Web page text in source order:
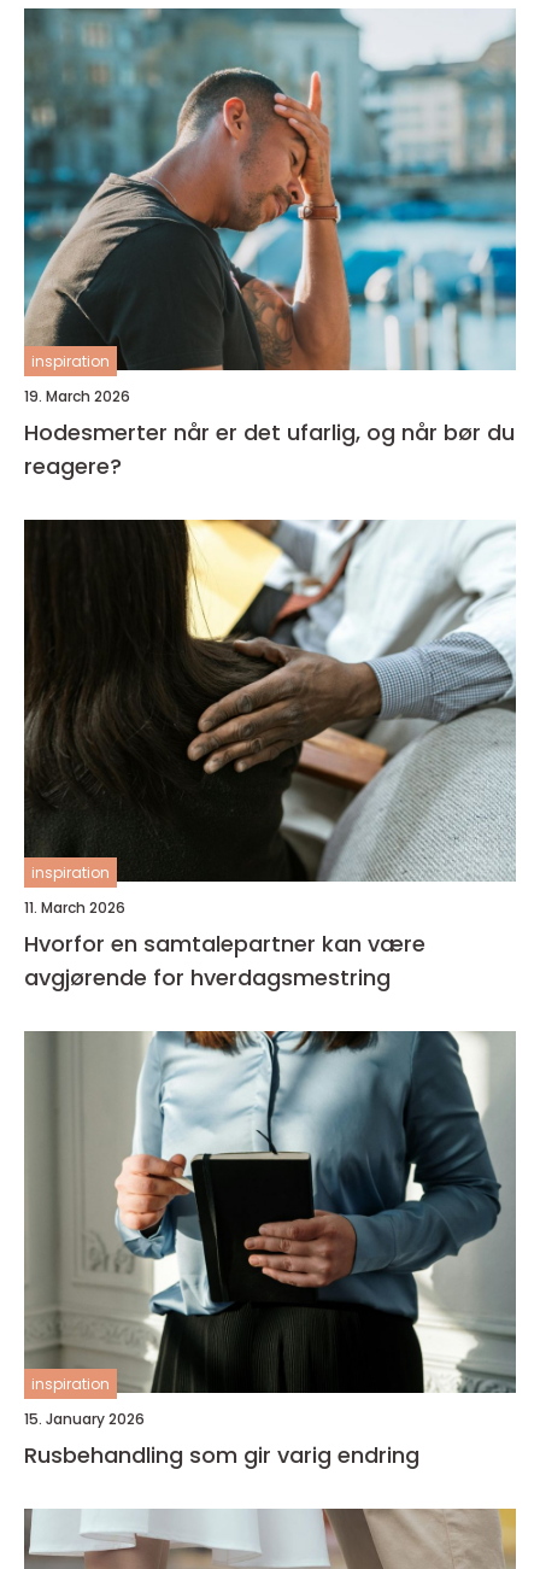
inspiration
19. March 2026
Hodesmerter når er det ufarlig, og når bør du
reagere?
inspiration
11. March 2026
Hvorfor en samtalepartner kan være
avgjørende for hverdagsmestring
inspiration
15. January 2026
Rusbehandling som gir varig endring